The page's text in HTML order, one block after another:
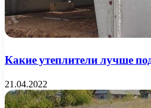
Какие утеплители лучше
21.04.2022